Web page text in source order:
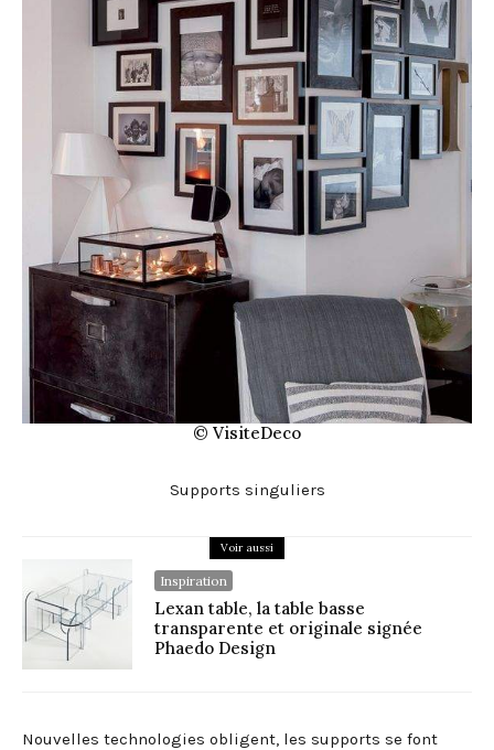
© VisiteDeco
Supports singuliers
Voir aussi
Inspiration
Lexan table, la table basse
transparente et originale signée
Phaedo Design
Nouvelles technologies obligent, les supports se font